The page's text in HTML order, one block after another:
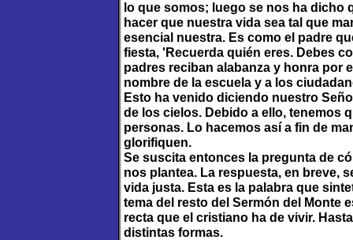
lo que somos; luego se nos ha dicho
hacer que nuestra vida sea tal que
esencial nuestra. Es como el padre
fiesta, 'Recuerda quién eres. Debes
padres reciban alabanza y honra por
nombre de la escuela y a los
Esto ha venido diciendo nuestro
de los cielos. Debido a ello, tenemos
personas. Lo hacemos así a fin de
glorifiquen.
Se suscita entonces la pregunta de
nos plantea. La respuesta, en breve,
vida justa. Esta es la palabra que
tema del resto del Sermón del Monte
recta que el cristiano ha de vivir.
distintas formas.